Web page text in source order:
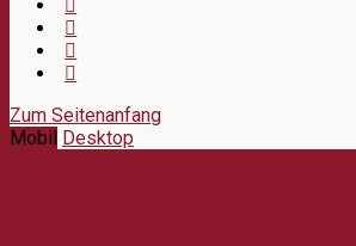
Zum Seitenanfang
Mobil Desktop